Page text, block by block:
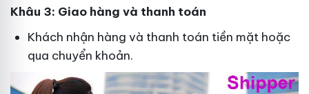
Khâu 3: Giao hàng và thanh toán
Khách nhận hàng và thanh toán tiền mặt hoặc
qua chuyển khoản.